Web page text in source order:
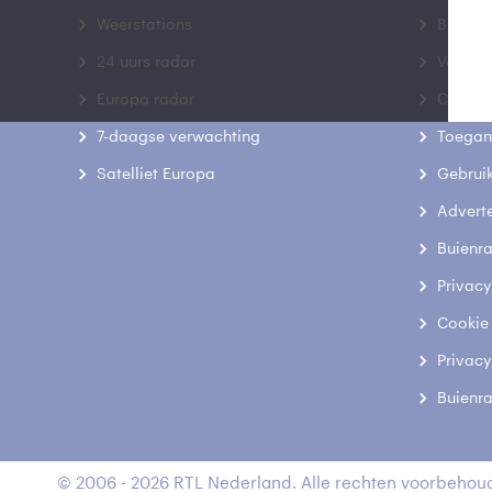
Weerstations
24 uurs radar
Europa radar
7-daagse verwachting
Satelliet Europa
Contact
© 2006 - 2026 RTL Nederland. Alle rechten